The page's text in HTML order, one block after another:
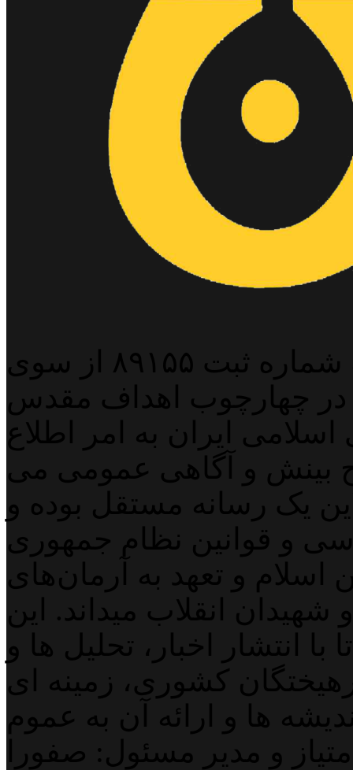
پایگاه خبری خبربین آنلاین به شماره ثبت ۸۹۱۵۵ از سوی
در چهارچوب اهداف مقدس
ایران به امر اطلاع
بینش و آگاهی عمومی می
یک رسانه مستقل بوده و
و قوانین نظام جمهوری
و تعهد به آرمان‌های
انقلاب میداند. این
انتشار اخبار، تحلیل ها و
کشوری، زمینه ای
ها و ارائه آن به عموم
و مدیر مسئول: صفورا